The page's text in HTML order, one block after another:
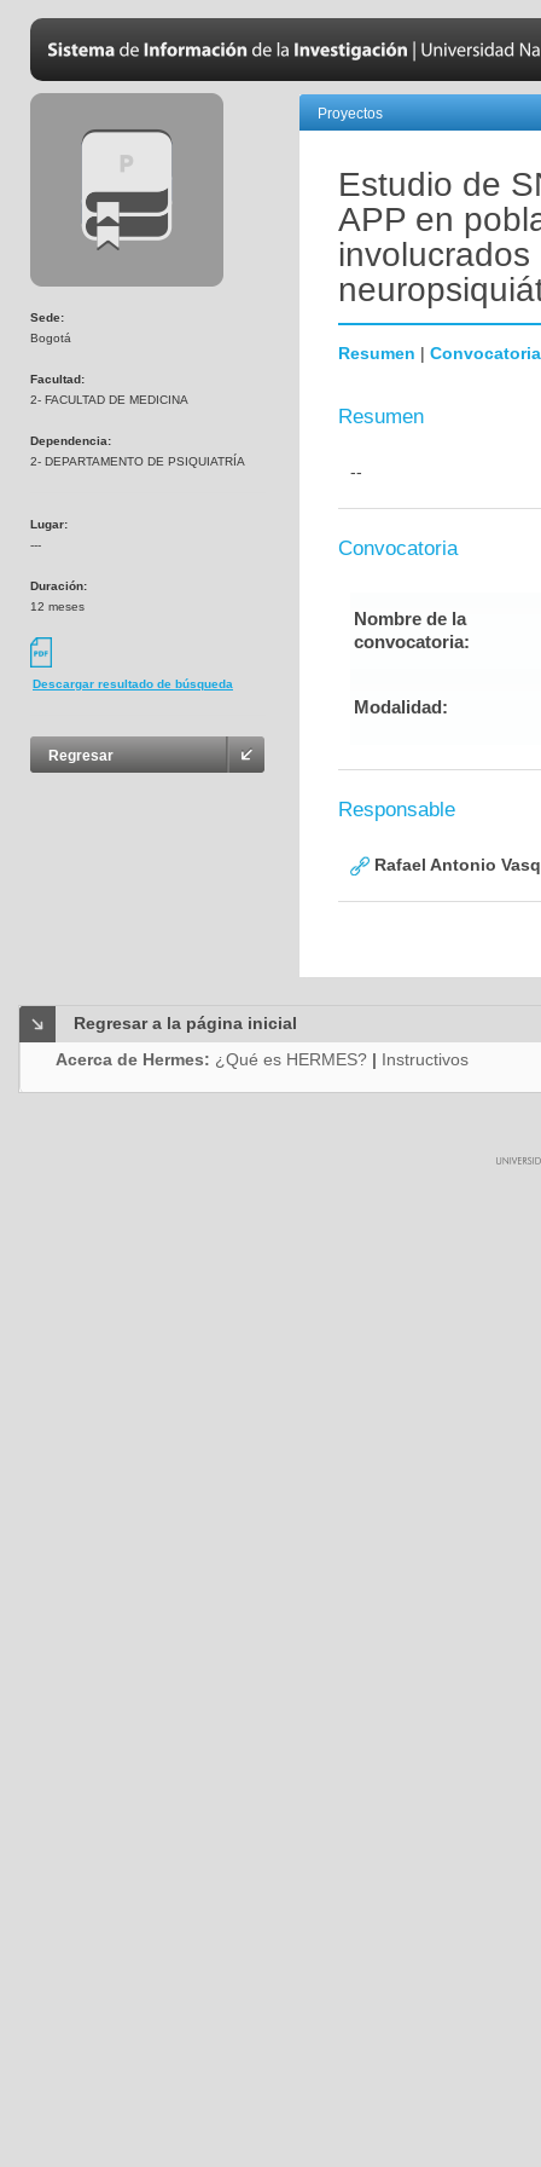
Sede:
Bogotá
Facultad:
2- FACULTAD DE MEDICINA
Dependencia:
2- DEPARTAMENTO DE PSIQUIATRÍA
Lugar:
---
Duración:
12 meses
Descargar resultado de búsqueda
Regresar
Proyectos
Estudio de
APP en
Resumen | Convocatoria
Resumen
--
Convocatoria
Nombre de la
convocatoria:
Modalidad:
Responsable
Rafael Antonio
Regresar a la página inicial
Acerca de Hermes: ¿Qué es HERMES? | Instructivos